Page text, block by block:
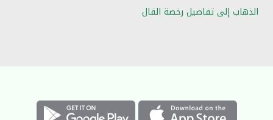
الذهاب إلى تفاصيل رخصة الفال